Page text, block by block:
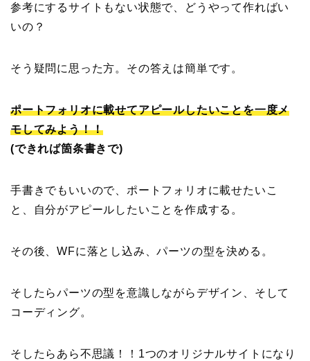
参考にするサイトもない状態で、どうやって作ればい
いの？
そう疑問に思った方。その答えは簡単です。
ポートフォリオに載せてアピールしたいことを一度メ
モしてみよう！！
(できれば箇条書きで)
手書きでもいいので、ポートフォリオに載せたいこ
と、自分がアピールしたいことを作成する。
その後、WFに落とし込み、パーツの型を決める。
そしたらパーツの型を意識しながらデザイン、そして
コーディング。
そしたらあら不思議！！1つのオリジナルサイトになり